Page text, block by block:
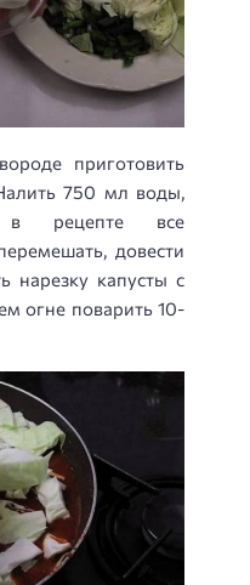
приготовить
750 мл воды,
в рецепте все
довести
нарезку капусты с
огне поварить 10-